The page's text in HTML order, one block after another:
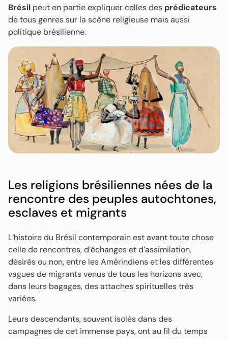
Brésil peut en partie expliquer celles des prédicateurs
de tous genres sur la scène religieuse mais aussi
politique brésilienne.
Les religions brésiliennes nées de la
rencontre des peuples autochtones,
esclaves et migrants
L’histoire du Brésil contemporain est avant toute chose
celle de rencontres, d’échanges et d’assimilation,
désirés ou non, entre les Amérindiens et les différentes
vagues de migrants venus de tous les horizons avec,
dans leurs bagages, des attaches spirituelles très
variées.
Leurs descendants, souvent isolés dans des
campagnes de cet immense pays, ont au fil du temps